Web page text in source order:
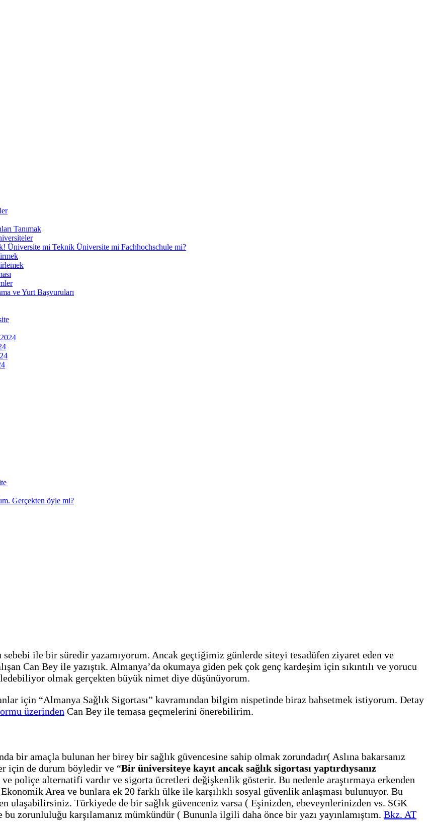
Tanımak
Üniversite mi Teknik Üniversite mi Fachhochschule mi?
ve Yurt Başvuruları
Gerçekten öyle mi?
ile bir süredir yazamıyorum. Ancak geçtiğimiz günlerde siteyi tesadüfen ziyaret eden ve
Can Bey ile yazıştık. Almanya’da okumaya giden pek çok genç kardeşim için sıkıntılı ve yorucu
olmak gerçekten büyük nimet diye düşünüyorum.
için “Almanya Sağlık Sigortası” kavramından bilgim nispetinde biraz bahsetmek istiyorum. Detay
üzerinden Can Bey ile temasa geçmelerini önerebilirim.
bir amaçla bulunan her birey bir sağlık güvencesine sahip olmak zorundadır( Aslına bakarsanız
için de durum böyledir ve “Bir üniversiteye kayıt ancak sağlık sigortası yaptırdıysanız
poliçe alternatifi vardır ve sigorta ücretleri değişkenlik gösterir. Bu nedenle araştırmaya erkenden
Area ve bunlara ek 20 farklı ülke ile karşılıklı sosyal güvenlik anlaşması bulunuyor. Bu
ulaşabilirsiniz. Türkiyede de bir sağlık güvenceniz varsa ( Eşinizden, ebeveynlerinizden vs. SGK
zorunluluğu karşılamanız mümkündür ( Bununla ilgili daha önce bir yazı yayınlamıştım. Bkz. AT